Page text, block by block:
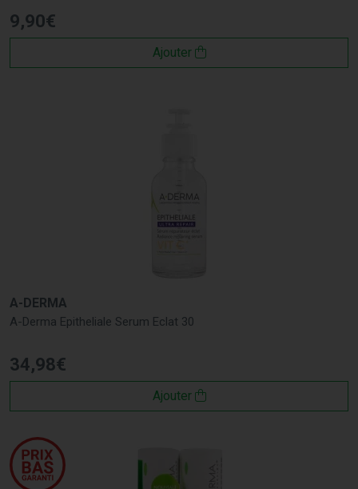
9,90€
Ajouter
A-DERMA
A-Derma Epitheliale Serum Eclat 30
34,98€
Ajouter